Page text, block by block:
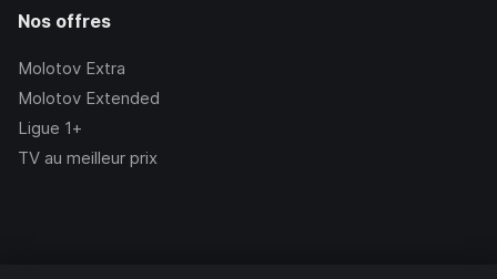
Nos offres
Molotov Extra
Molotov Extended
Ligue 1+
TV au meilleur prix